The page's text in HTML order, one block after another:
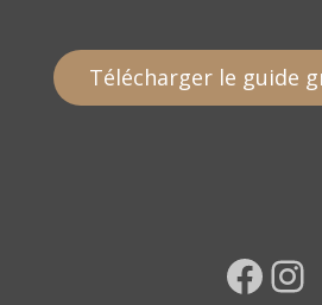
Télécharger le guide
Facebook Instagram